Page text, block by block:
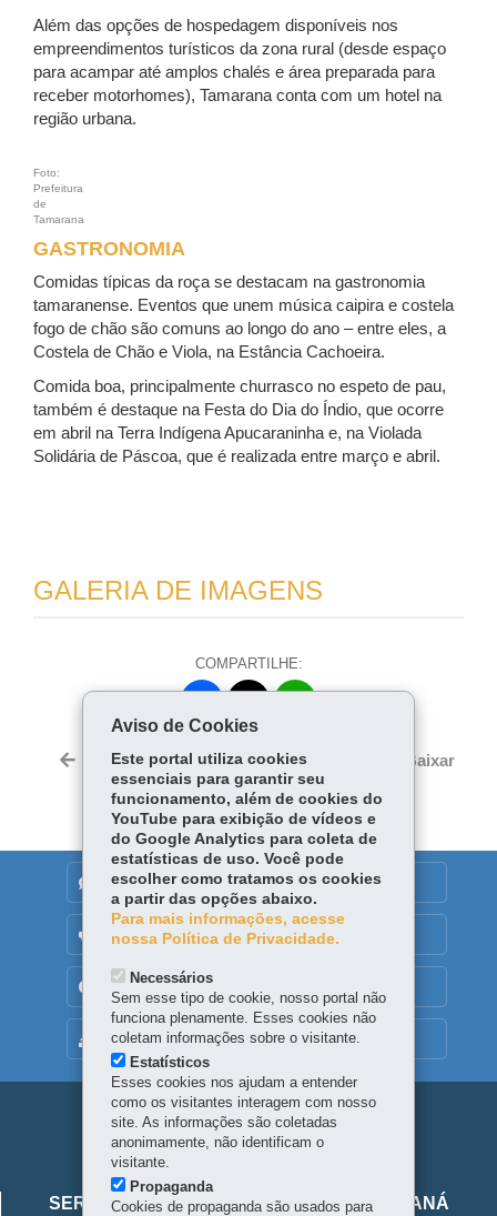
Além das opções de hospedagem disponíveis nos
empreendimentos turísticos da zona rural (desde espaço
para acampar até amplos chalés e área preparada para
receber motorhomes), Tamarana conta com um hotel na
região urbana.
Foto:
Prefeitura
de
Tamarana
GASTRONOMIA
Comidas típicas da roça se destacam na gastronomia
tamaranense. Eventos que unem música caipira e costela
fogo de chão são comuns ao longo do ano – entre eles, a
Costela de Chão e Viola, na Estância Cachoeira.
Comida boa, principalmente churrasco no espeto de pau,
também é destaque na Festa do Dia do Índio, que ocorre
em abril na Terra Indígena Apucaraninha e, na Violada
Solidária de Páscoa, que é realizada entre março e abril.
GALERIA DE IMAGENS
COMPARTILHE:
ce
bo
ok
itt
er
p
Voltar Início Imprimir Baixar
MAPA DO SITE
DENUNCIE CORRUPÇÃO
OUVIDORIA
TRANSPARÊNCIA INSTITUCIONAL
Navegação
principal
Viaje
SERVIÇO SOCIAL AUTÔNOMO VIAJE PARANÁ
Aviso de Cookies
Este portal utiliza cookies
essenciais para garantir seu
funcionamento, além de cookies do
YouTube para exibição de vídeos e
do Google Analytics para coleta de
estatísticas de uso. Você pode
escolher como tratamos os cookies
a partir das opções abaixo.
Para mais informações, acesse
nossa Política de Privacidade.
Necessários
Sem esse tipo de cookie, nosso portal não
funciona plenamente. Esses cookies não
coletam informações sobre o visitante.
Estatísticos
Esses cookies nos ajudam a entender
como os visitantes interagem com nosso
site. As informações são coletadas
anonimamente, não identificam o
visitante.
Propaganda
Cookies de propaganda são usados para